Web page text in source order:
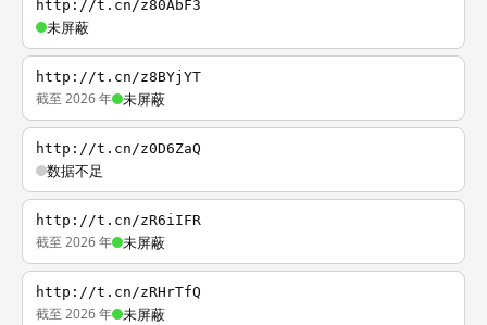
http://t.cn/z80AbF3
未屏蔽
http://t.cn/z8BYjYT
截至 2026 年 未屏蔽
http://t.cn/z0D6ZaQ
数据不足
http://t.cn/zR6iIFR
截至 2026 年 未屏蔽
http://t.cn/zRHrTfQ
截至 2026 年 未屏蔽